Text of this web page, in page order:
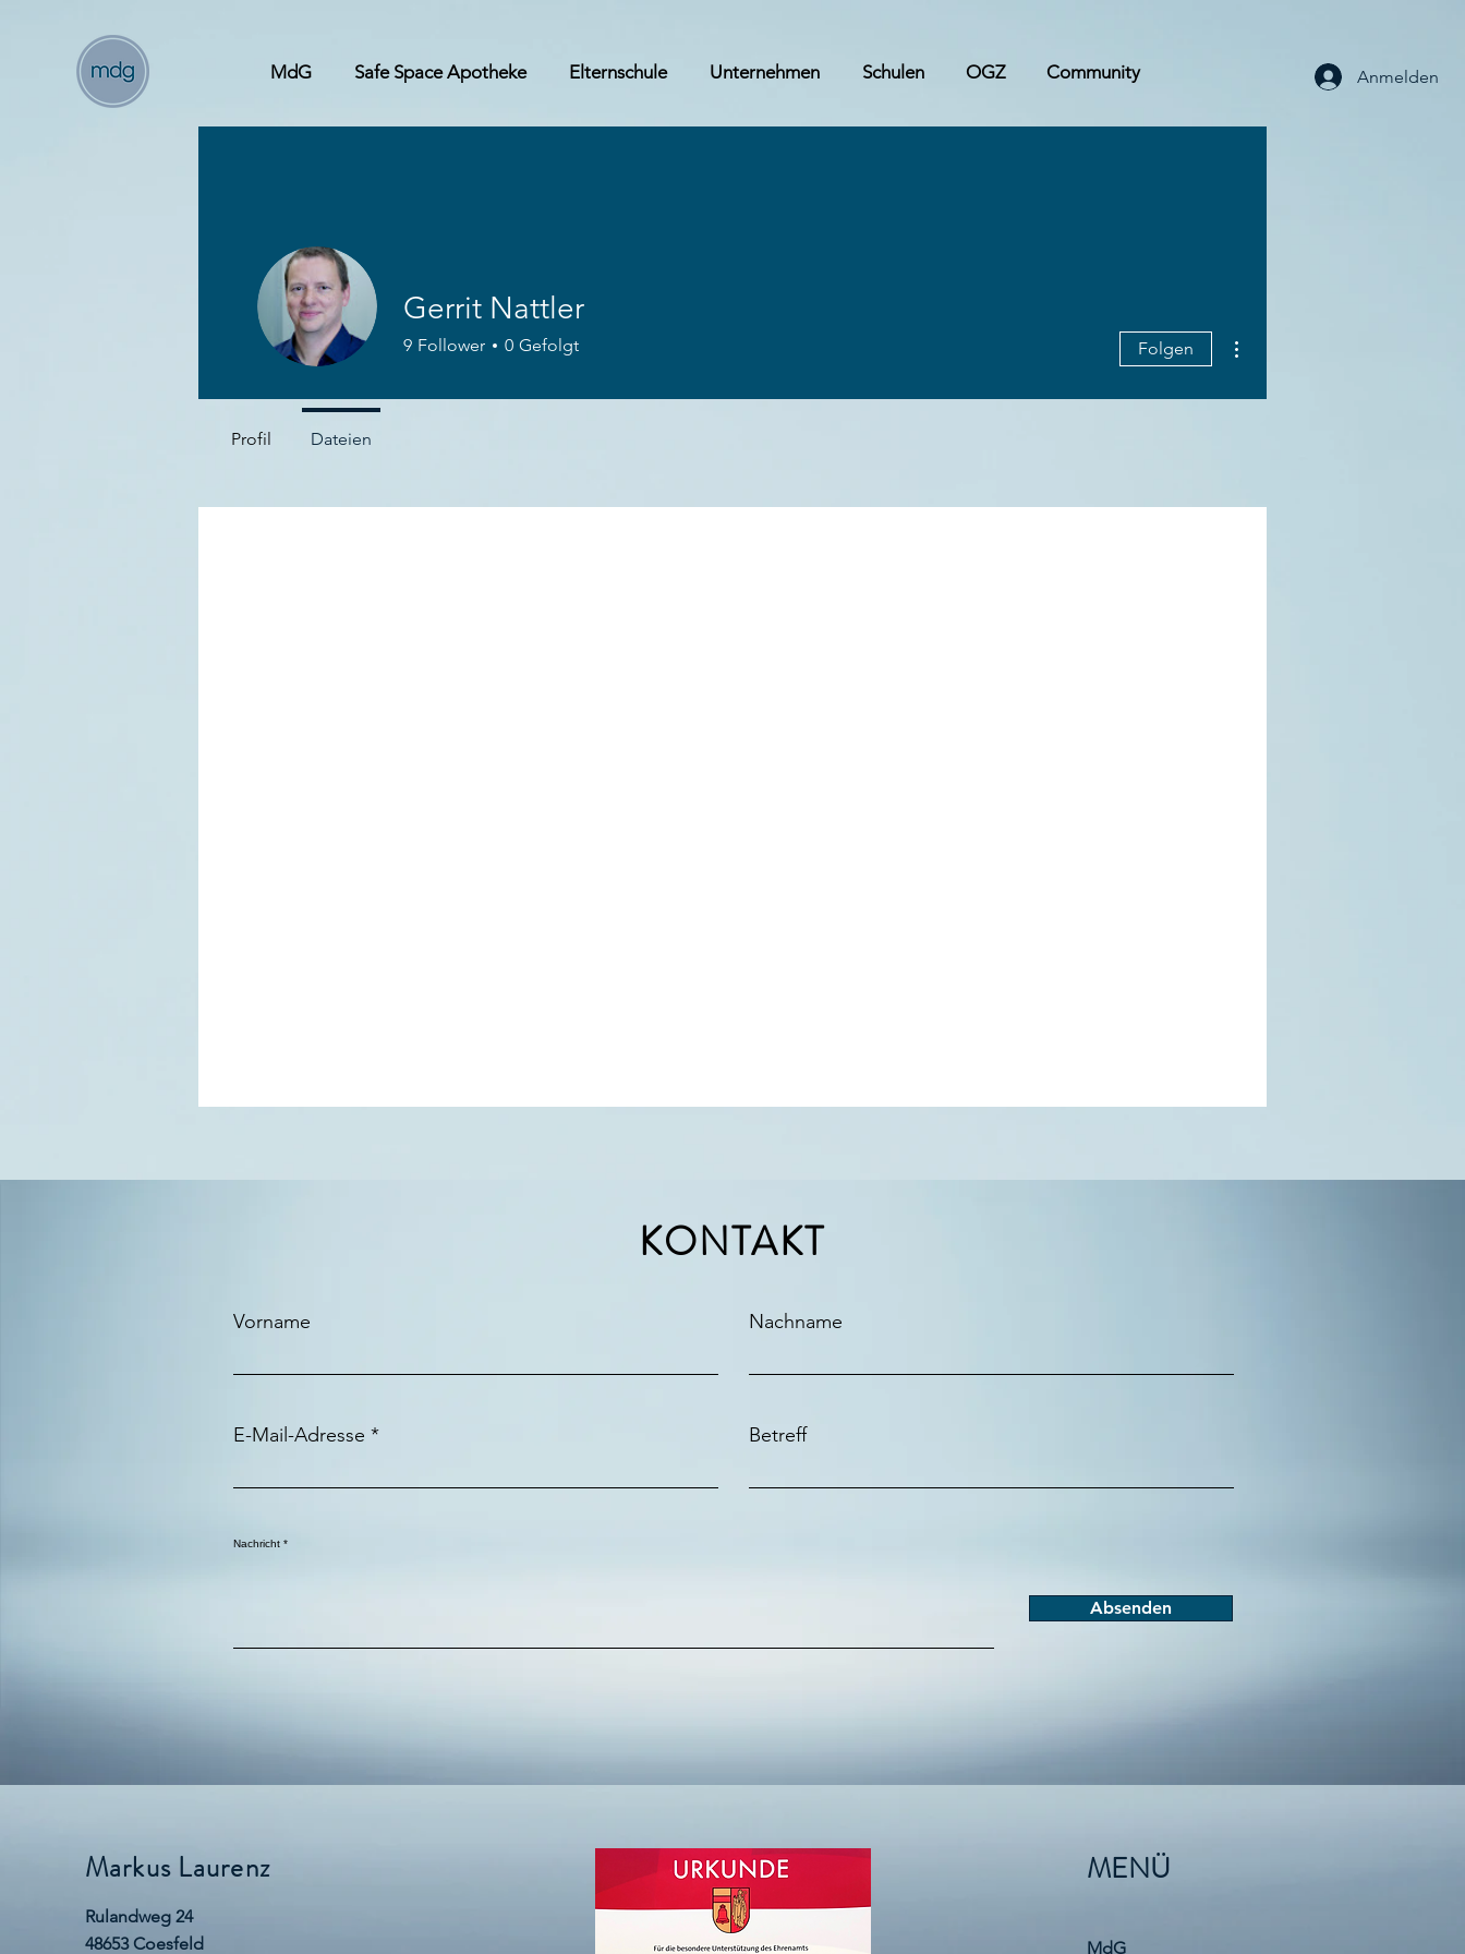
MdG Safe Space Apotheke Elternschule Unternehmen Schulen OGZ Community Anmelden
Gerrit Nattler
9 Follower 0 Gefolgt Folgen
Profil Dateien
KONTAKT
Vorname Nachname
E-Mail-Adresse Betreff
Nachricht
Absenden
Markus Laurenz
Rulandweg 24
48653 Coesfeld
MENÜ
MdG